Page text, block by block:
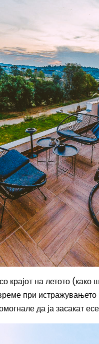
крајот на летото
при
да ја засакат